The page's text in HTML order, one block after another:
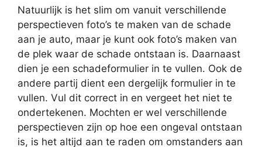
Natuurlijk is het slim om vanuit verschillende
perspectieven foto’s te maken van de schade
aan je auto, maar je kunt ook foto’s maken van
de plek waar de schade ontstaan is. Daarnaast
dien je een schadeformulier in te vullen. Ook de
andere partij dient een dergelijk formulier in te
vullen. Vul dit correct in en vergeet het niet te
ondertekenen. Mochten er wel verschillende
perspectieven zijn op hoe een ongeval ontstaan
is, is het altijd aan te raden om omstanders aan